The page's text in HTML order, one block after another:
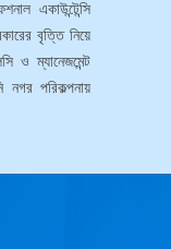
একাউন্টেন্সি
বৃত্তি নিয়ে
ও ম্যানেজমেন্ট
পরিকল্পনায়